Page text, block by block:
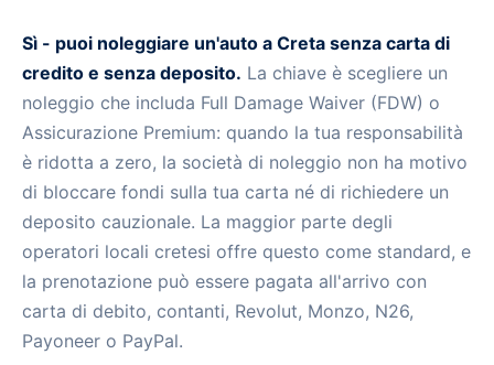
Noleggio auto a Creta senza carta di credito e senza
deposito
Sì - puoi noleggiare un'auto a Creta senza carta di
credito e senza deposito. La chiave è scegliere un
noleggio che includa Full Damage Waiver (FDW) o
Assicurazione Premium: quando la tua responsabilità
è ridotta a zero, la società di noleggio non ha motivo
di bloccare fondi sulla tua carta né di richiedere un
deposito cauzionale. La maggior parte degli
operatori locali cretesi offre questo come standard, e
la prenotazione può essere pagata all'arrivo con
carta di debito, contanti, Revolut, Monzo, N26,
Payoneer o PayPal.